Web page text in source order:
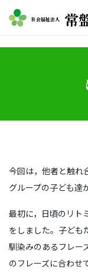
社会福祉法人 常
今回は，他者と触れ
グループの子ども達
最初に，日頃のリト
をしました。子ども
馴染みのあるフレー
のフレーズに合わせ